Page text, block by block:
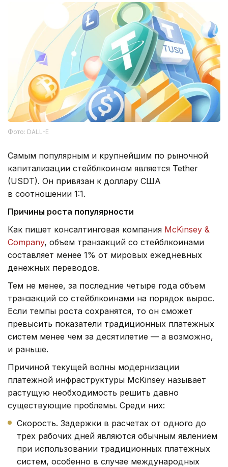
Фото: DALL-E
Самым популярным и крупнейшим по рыночной
капитализации стейблкоином является Tether
(USDT). Он привязан к доллару США
в соотношении 1:1.
Причины роста популярности
Как пишет консалтинговая компания McKinsey &
Company, объем транзакций со стейблкоинами
составляет менее 1% от мировых ежедневных
денежных переводов.
Тем не менее, за последние четыре года объем
транзакций со стейблкоинами на порядок вырос.
Если темпы роста сохранятся, то он сможет
превысить показатели традиционных платежных
систем менее чем за десятилетие — а возможно,
и раньше.
Причиной текущей волны модернизации
платежной инфраструктуры McKinsey называет
растущую необходимость решить давно
существующие проблемы. Среди них:
Скорость. Задержки в расчетах от одного до
трех рабочих дней являются обычным явлением
при использовании традиционных платежных
систем, особенно в случае международных